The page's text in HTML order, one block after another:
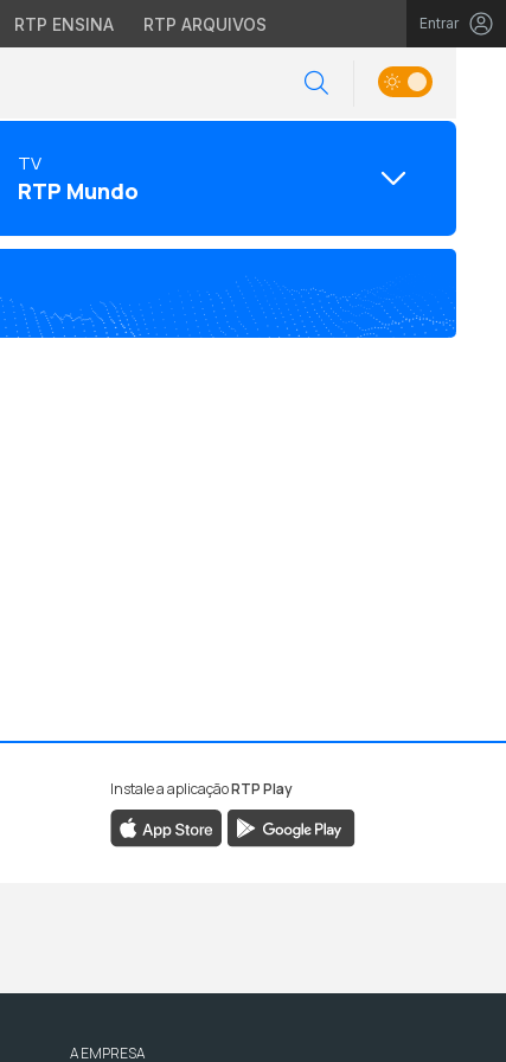
RTP ENSINA RTP ARQUIVOS Entrar
TV
RTP Mundo
Instale a aplicaçãoRTP Play
A EMPRESA